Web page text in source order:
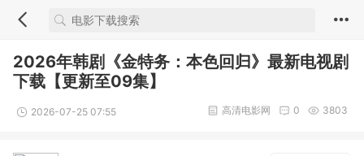
2026年韩剧《金特务：本色回归》最新电视剧
下载【更新至09集】
2026-07-25 07:55 3803
0
高清电影网